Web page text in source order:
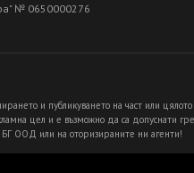
№ 0650000276
и публикуването на част или
цел и е възможно да са допуснати
ООД или на оторизираните ни агенти!